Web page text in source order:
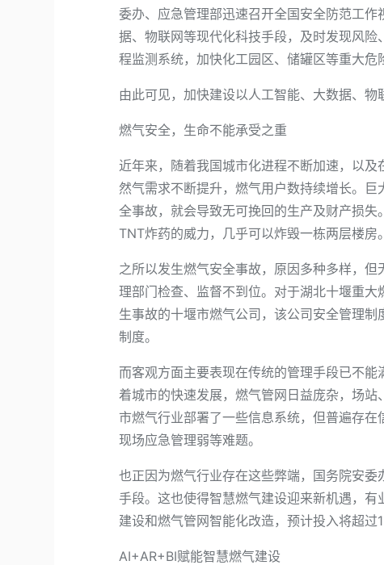
委办、应急管理部迅速召开全国安全防范工
据、物联网等现代化科技手段，及时发现风
程监测系统，加快化工园区、储罐区等重大危
由此可见，加快建设以人工智能、大数据、物
燃气安全，生命不能承受之重
近年来，随着我国城市化进程不断加速，以及
然气需求不断提升，燃气用户数持续增长。
全事故，就会导致无可挽回的生产及财产损
TNT炸药的威力，几乎可以炸毁一栋两层楼房。
之所以发生燃气安全事故，原因多种多样，
理部门检查、监督不到位。对于湖北十堰重
生事故的十堰市燃气公司，该公司安全管理
制度。
而客观方面主要表现在传统的管理手段已不
着城市的快速发展，燃气管网日益庞杂，场
市燃气行业部署了一些信息系统，但普遍存在
现场应急管理弱等难题。
也正因为燃气行业存在这些弊端，国务院安
手段。这也使得智慧燃气建设迎来新机遇，
建设和燃气管网智能化改造，预计投入将超过
AI+AR+BI赋能智慧燃气建设